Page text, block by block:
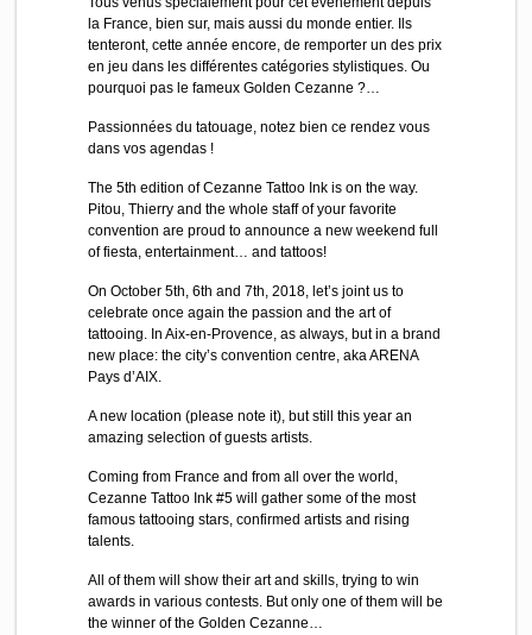
la France, bien sur, mais aussi du monde entier. Ils
tenteront, cette année encore, de remporter un des prix
en jeu dans les différentes catégories stylistiques. Ou
pourquoi pas le fameux Golden Cezanne ?…
Passionnées du tatouage, notez bien ce rendez vous
dans vos agendas !
The 5th edition of Cezanne Tattoo Ink is on the way.
Pitou, Thierry and the whole staff of your favorite
convention are proud to announce a new weekend full
of fiesta, entertainment… and tattoos!
On October 5th, 6th and 7th, 2018, let’s joint us to
celebrate once again the passion and the art of
tattooing. In Aix-en-Provence, as always, but in a brand
new place: the city’s convention centre, aka ARENA
Pays d’AIX.
A new location (please note it), but still this year an
amazing selection of guests artists.
Coming from France and from all over the world,
Cezanne Tattoo Ink #5 will gather some of the most
famous tattooing stars, confirmed artists and rising
talents.
All of them will show their art and skills, trying to win
awards in various contests. But only one of them will be
the winner of the Golden Cezanne…